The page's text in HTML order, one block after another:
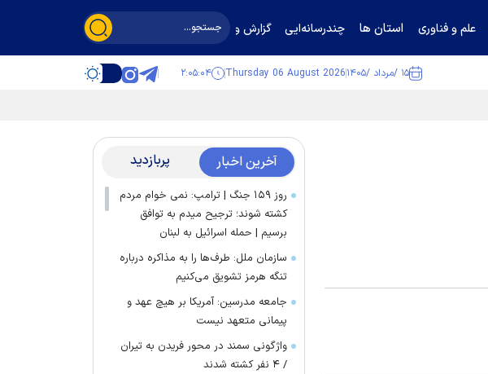
علم و فناوری استان ها چندرسانه‌ایی گزارش و گفت‌وگو
۱۵ /مرداد /۱۴۰۵ Thursday 06 August 2026 ۲:۰۵:۰۴
آخرین اخبار پربازدید
روز ۱۵۹ جنگ | ترامپ: نمی خوام مردم
کشته شوند؛ ترجیح میدم به توافق
برسیم | حمله اسرائیل به لبنان
سازمان ملل: طرف‌ها را به مذاکره درباره
تنگه هرمز تشویق می‌کنیم
جامعه مدرسین: آمریکا بر هیچ عهد و
پیمانی متعهد نیست
واژگونی سمند در محور فریدن به تیران
/ ۴ نفر کشته شدند